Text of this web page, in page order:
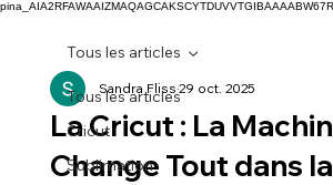
Tous les articles
Cricut
Sublimation
Tous les articles
La Cricut : La
Change Tout dans la
Sandra Fliss29 oct. 2025